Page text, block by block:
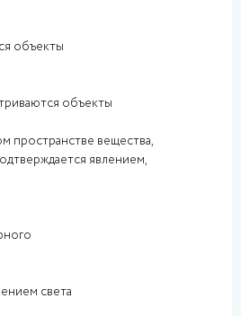
объекты
объекты
пространстве вещества,
явлением,
света